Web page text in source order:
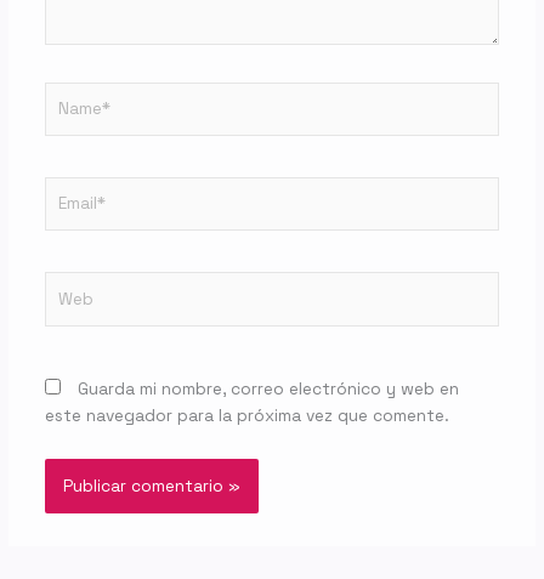
Guarda mi nombre, correo electrónico y web en
este navegador para la próxima vez que comente.